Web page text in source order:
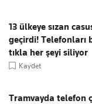
13 ülkeye sızan
geçirdi! Telefonları
tıkla her şeyi siliyor
Kaydet
Tramvayda telefon